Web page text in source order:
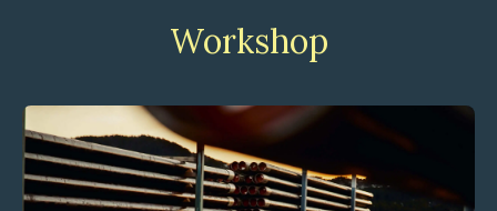
Workshop